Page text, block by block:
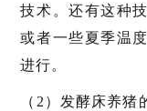
技术。还有这种
或者一些夏季温
进行。
（2）发酵床养